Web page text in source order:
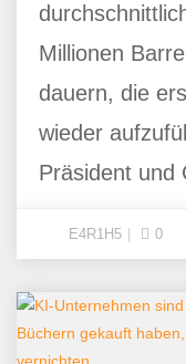
Millionen
dauern, die
wieder
Präsident und
E4R1H5 0